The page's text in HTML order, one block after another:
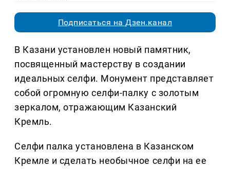
Подписаться на Дзен.канал
В Казани установлен новый памятник,
посвященный мастерству в создании
идеальных селфи. Монумент представляет
собой огромную селфи-палку с золотым
зеркалом, отражающим Казанский
Кремль.
Селфи палка установлена в Казанском
Кремле и сделать необычное селфи на ее